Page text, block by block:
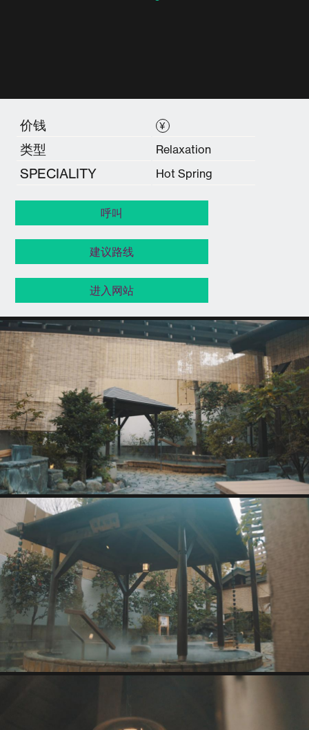
价钱 ¥
类型 Relaxation
SPECIALITY Hot Spring
呼叫
建议路线
进入网站